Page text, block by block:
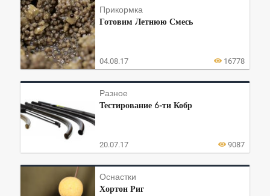
Прикормка
Готовим Летнюю Смесь
04.08.17 16778
Разное
Тестирование 6-ти Кобр
20.07.17 9087
Оснастки
Хортон Риг